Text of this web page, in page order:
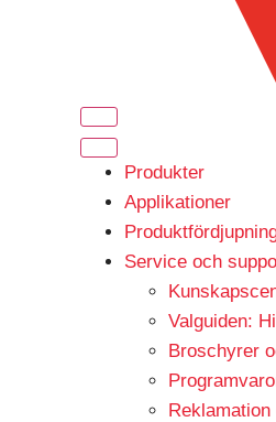
Produkter
Applikationer
Service och
Valguiden:
Broschyrer